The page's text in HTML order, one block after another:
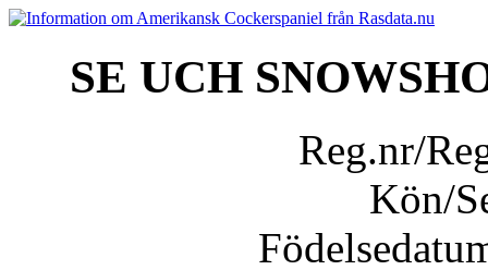
SE UCH
Reg.nr/
Kön/